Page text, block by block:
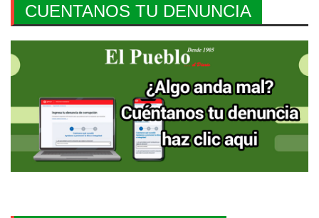
CUENTANOS TU DENUNCIA